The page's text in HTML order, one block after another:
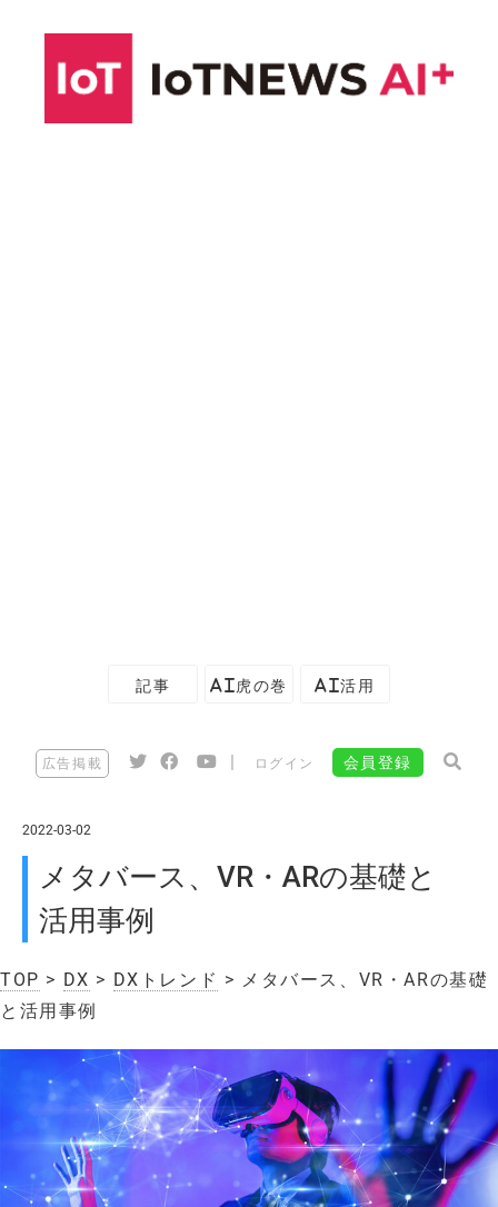
記事 AI虎の巻 AI活用
広告掲載 ログイン 会員登録
2022-03-02
メタバース、VR・ARの基礎と
活用事例
TOP > DX > DXトレンド > メタバース、VR・ARの基礎
と活用事例